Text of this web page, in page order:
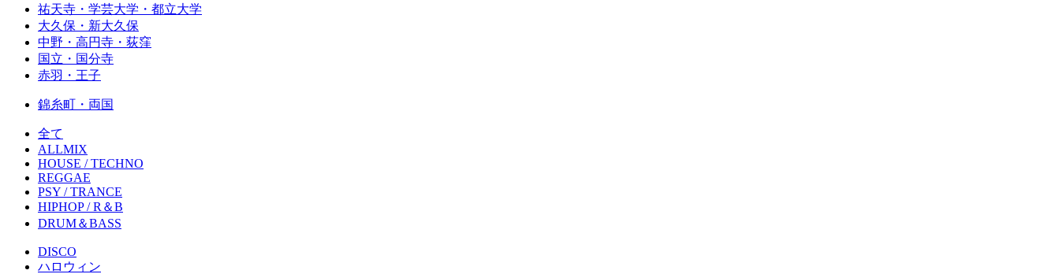
祐天寺・学芸大学・都立大学
大久保・新大久保
中野・高円寺・荻窪
国立・国分寺
赤羽・王子
錦糸町・両国
全て
ALLMIX
HOUSE / TECHNO
REGGAE
PSY / TRANCE
HIPHOP / R＆B
DRUM＆BASS
DISCO
ハロウィン